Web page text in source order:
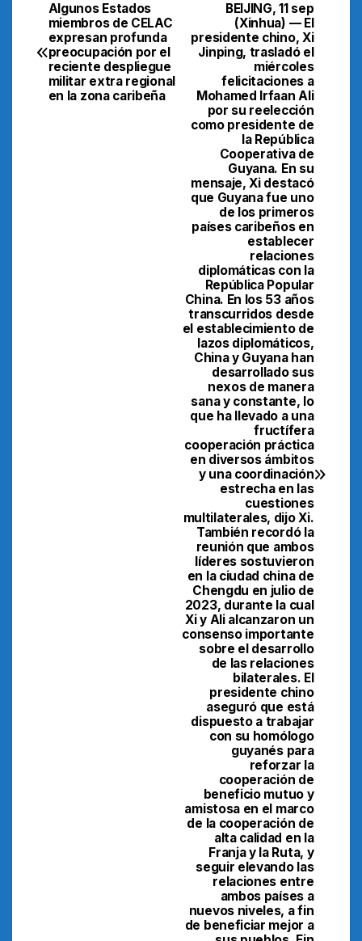
Navegación
de
entradas
BEIJING, 11 sep
(Xinhua) — El
presidente chino, Xi
Jinping, trasladó el
miércoles
felicitaciones a
Mohamed Irfaan Ali
por su reelección
como presidente de
la República
Cooperativa de
Guyana. En su
mensaje, Xi destacó
que Guyana fue uno
de los primeros
países caribeños en
establecer
relaciones
diplomáticas con la
República Popular
China. En los 53 años
transcurridos desde
el establecimiento de
lazos diplomáticos,
China y Guyana han
desarrollado sus
nexos de manera
sana y constante, lo
que ha llevado a una
fructífera
cooperación práctica
en diversos ámbitos
y una coordinación
estrecha en las
cuestiones
multilaterales, dijo Xi.
También recordó la
reunión que ambos
líderes sostuvieron
en la ciudad china de
Chengdu en julio de
2023, durante la cual
Xi y Ali alcanzaron un
consenso importante
sobre el desarrollo
de las relaciones
bilaterales. El
presidente chino
aseguró que está
dispuesto a trabajar
con su homólogo
guyanés para
reforzar la
cooperación de
beneficio mutuo y
amistosa en el marco
de la cooperación de
alta calidad en la
Franja y la Ruta, y
seguir elevando las
relaciones entre
ambos países a
nuevos niveles, a fin
de beneficiar mejor a
Algunos Estados
miembros de CELAC
expresan profunda
preocupación por el
reciente despliegue
militar extra regional
en la zona caribeña